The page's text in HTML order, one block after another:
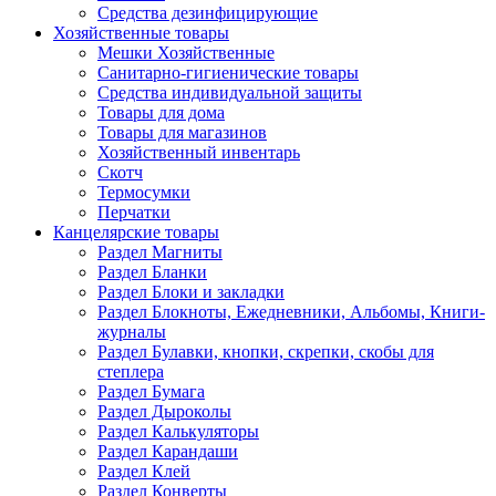
Средства дезинфицирующие
Хозяйственные товары
Мешки Хозяйственные
Санитарно-гигиенические товары
Средства индивидуальной защиты
Товары для дома
Товары для магазинов
Хозяйственный инвентарь
Скотч
Термосумки
Перчатки
Канцелярские товары
Раздел Магниты
Раздел Бланки
Раздел Блоки и закладки
Раздел Блокноты, Ежедневники, Альбомы, Книги-
журналы
Раздел Булавки, кнопки, скрепки, скобы для
степлера
Раздел Бумага
Раздел Дыроколы
Раздел Калькуляторы
Раздел Карандаши
Раздел Клей
Раздел Конверты